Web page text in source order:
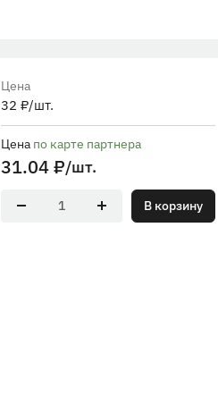
Цена
32 ₽/шт.
Цена по карте партнера
31.04 ₽/шт.
В корзину